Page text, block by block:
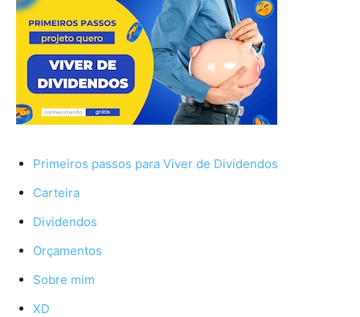
Primeiros passos para Viver de Dividendos
Carteira
Dividendos
Orçamentos
Sobre mim
XD